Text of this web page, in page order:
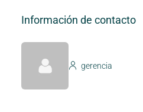
Información de contacto
gerencia